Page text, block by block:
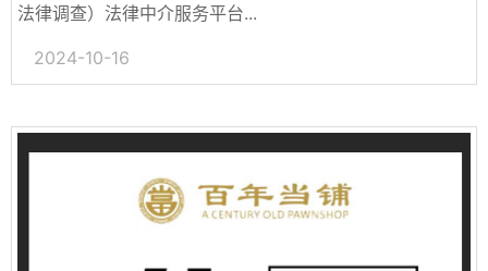
法律调查）法律中介服务平台...
2024-10-16